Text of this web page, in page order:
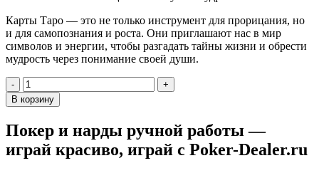
Карты Таро — это не только инструмент для прорицания, но
и для самопознания и роста. Они приглашают нас в мир
символов и энергии, чтобы разгадать тайны жизни и обрести
мудрость через понимание своей души.
Количество
товара
Карты
"Crystal
Message
Cards"
В корзину
Покер и нарды ручной работы —
играй красиво, играй с Poker-Dealer.ru